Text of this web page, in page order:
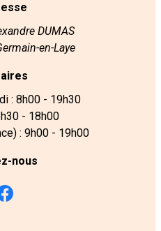
DUMAS
en-Laye
: 8h00 - 19h30
- 18h00
: 9h00 - 19h00
nous